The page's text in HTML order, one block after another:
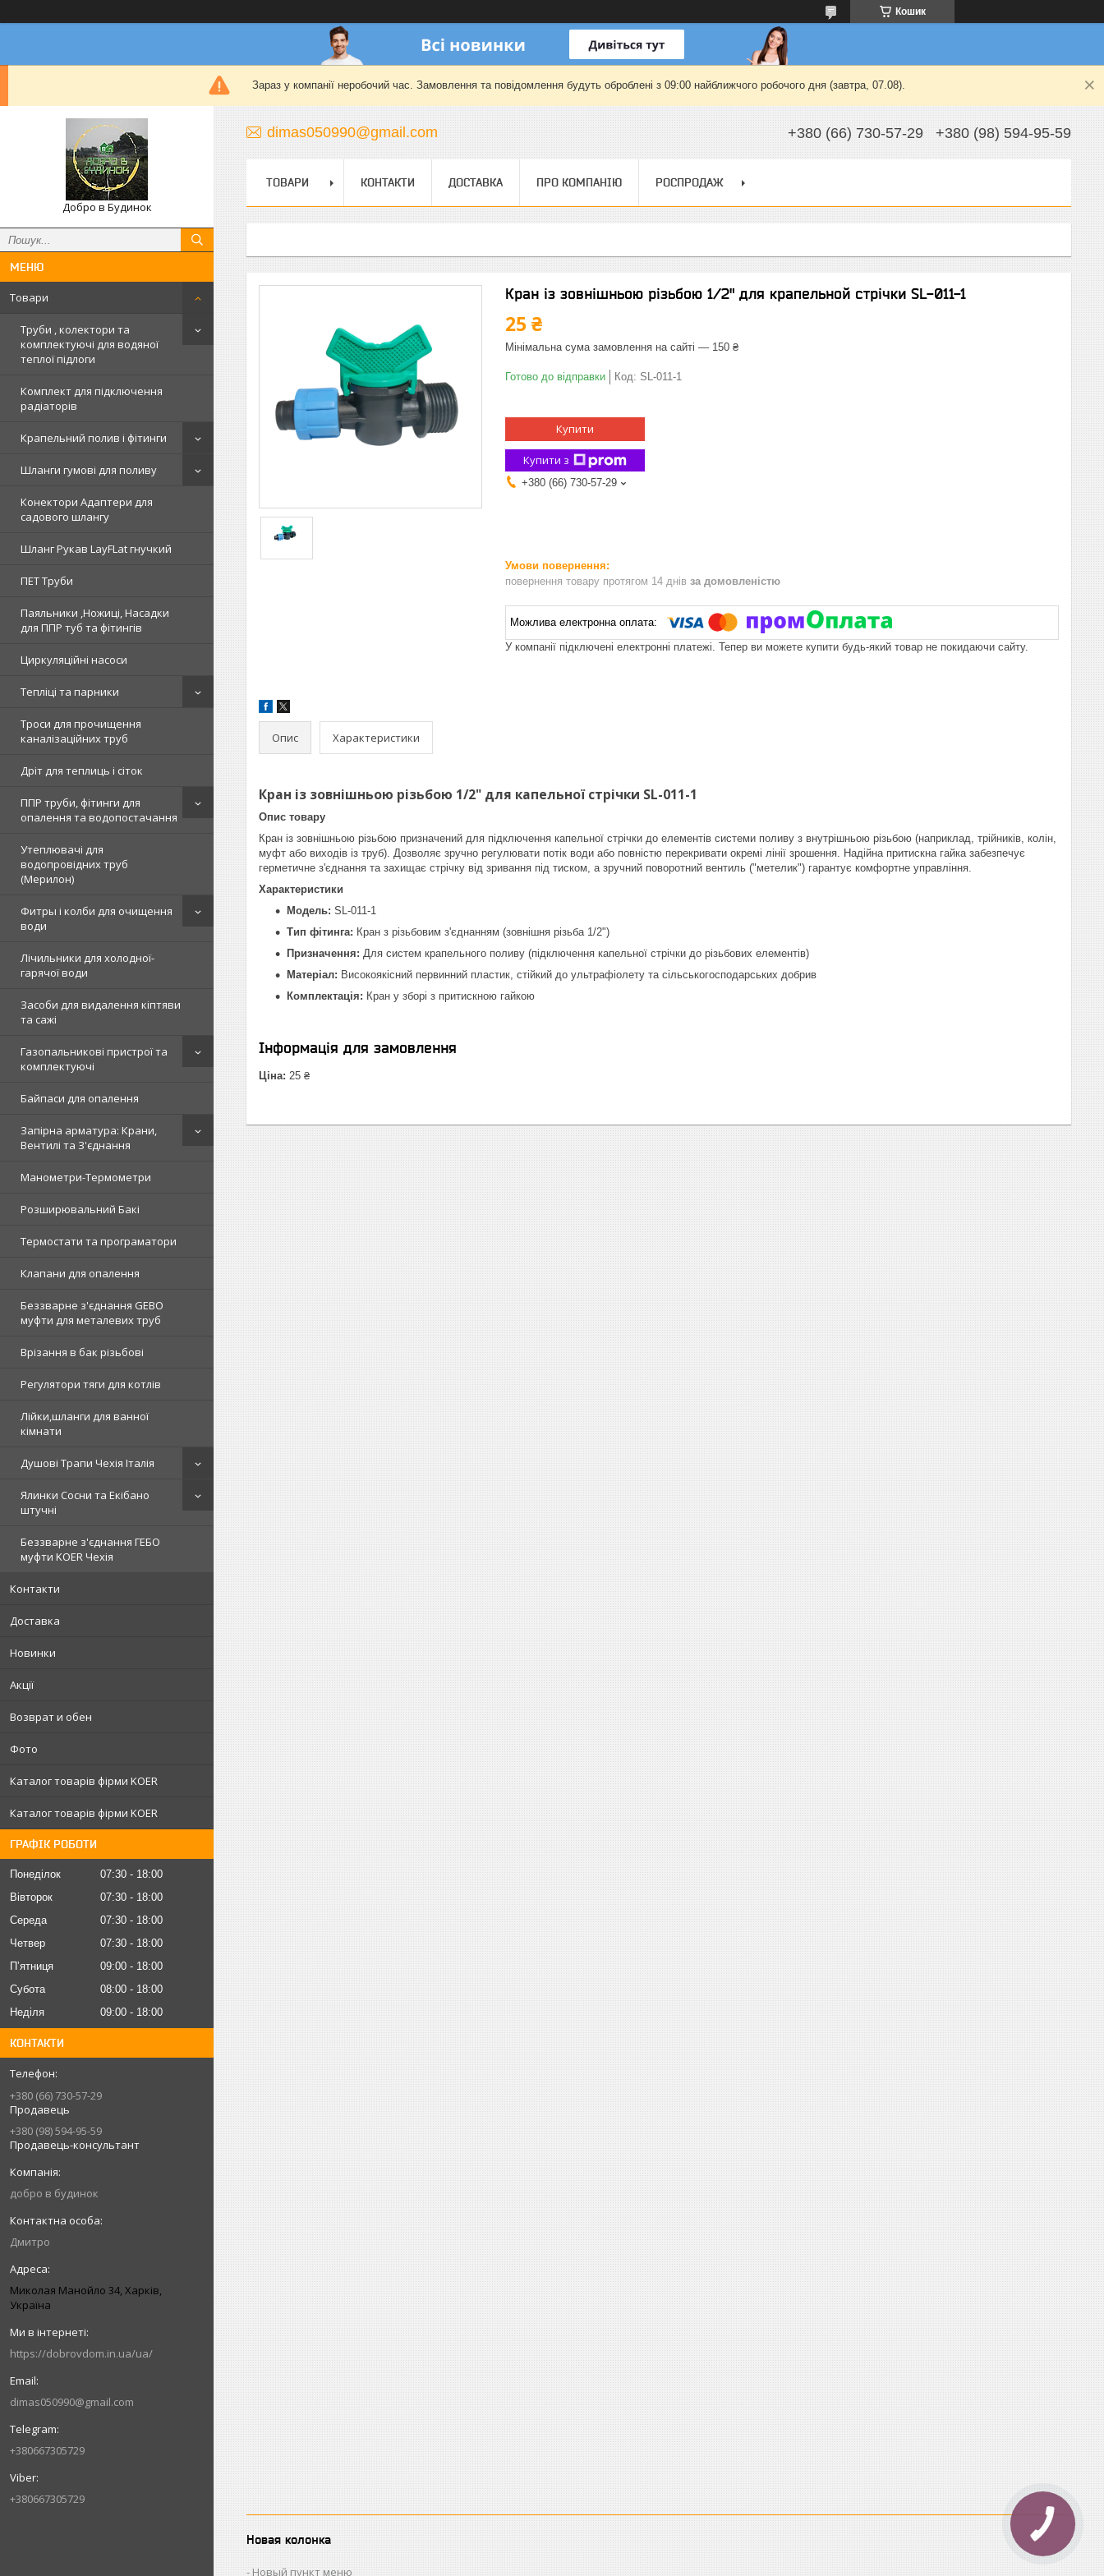
Кошик
Зараз у компанії неробочий час. Замовлення та повідомлення будуть оброблені з 09:00 найближчого робочого дня (завтра, 07.08).
Добро в Будинок
Товари
Труби , колектори та
комплектуючі для водяної
теплої підлоги
Комплект для підключення
радіаторів
Крапельний полив і фітинги
Шланги гумові для поливу
Конектори Адаптери для
садового шлангу
Шланг Рукав LayFLat гнучкий
ПЕТ Труби
Паяльники ,Ножиці, Насадки
для ППР туб та фітингів
Циркуляційні насоси
Тепліці та парники
Троси для прочищення
каналізаційних труб
Дріт для теплиць і сіток
ППР труби, фітинги для
опалення та водопостачання
Утеплювачі для
водопровідних труб
(Мерилон)
Фитры і колби для очищення
води
Лічильники для холодної-
гарячої води
Засоби для видалення кіптяви
та сажі
Газопальникові пристрої та
комплектуючі
Байпаси для опалення
Запірна арматура: Крани,
Вентилі та З'єднання
Манометри-Термометри
Розширювальний Бакі
Термостати та програматори
Клапани для опалення
Беззварне з'єднання GEBO
муфти для металевих труб
Врізання в бак різьбові
Регулятори тяги для котлів
Лійки,шланги для ванної
кімнати
Душові Трапи Чехія Італія
Ялинки Сосни та Екібано
штучні
Беззварне з'єднання ГЕБО
муфти KOER Чехія
Контакти
Доставка
Новинки
Акції
Возврат и обен
Фото
Каталог товарів фірми KOER
Каталог товарів фірми KOER
ГРАФІК РОБОТИ
Понеділок 07:30
18:00
Вівторок
07:30
18:00
Середа
07:30
18:00
Четвер
07:30
18:00
Пʼятниця
09:00
18:00
Субота
08:00
18:00
Неділя
09:00 18:00
КОНТАКТИ
+380 (66) 730-57-29
Продавець
+380 (98) 594-95-59
Продавець-консультант
добро в будинок
Дмитро
Миколая Манойло 34, Харків,
Україна
https://dobrovdom.in.ua/ua/
dimas050990@gmail.com
+380667305729
+380667305729
dimas050990@gmail.com +380 (66) 730-57-29 +380 (98) 594-95-59
ТОВАРИ КОНТАКТИ ДОСТАВКА ПРО КОМПАНІЮ РОСПРОДАЖ
Кран із зовнішньою різьбою 1/2" для крапельной стрічки SL-011-1
25 ₴
Мінімальна сума замовлення на сайті — 150 ₴
Готово до відправки Код: SL-011-1
Купити
Купити з
+380 (66) 730-57-29
повернення товару протягом 14 днів за домовленістю
У компанії підключені електронні платежі. Тепер ви можете купити будь-який товар не покидаючи сайту.
Опис Характеристики
Кран із зовнішньою різьбою 1/2" для капельної стрічки SL-011-1
Опис товару
Кран із зовнішньою різьбою призначений для підключення капельної стрічки до елементів системи поливу з внутрішньою різьбою (наприклад, трійників, колін,
муфт або виходів із труб). Дозволяє зручно регулювати потік води або повністю перекривати окремі лінії зрошення. Надійна притискна гайка забезпечує
герметичне з'єднання та захищає стрічку від зривання під тиском, а зручний поворотний вентиль ("метелик") гарантує комфортне управління.
Характеристики
Модель: SL-011-1
Тип фітинга: Кран з різьбовим з'єднанням (зовнішня різьба 1/2")
Призначення: Для систем крапельного поливу (підключення капельної стрічки до різьбових елементів)
Матеріал: Високоякісний первинний пластик, стійкий до ультрафіолету та сільськогосподарських добрив
Комплектація: Кран у зборі з притискною гайкою
Інформація для замовлення
Ціна: 25 ₴
Новая колонка
Новый пункт меню